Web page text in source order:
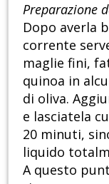
Preparazione
Dopo averla
corrente
maglie fini,
quinoa in
di oliva.
e lasciatela
20 minuti,
liquido
A questo